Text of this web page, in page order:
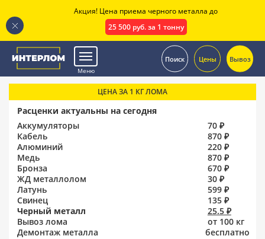
Меню
Поиск Цены Вывоз
ЦЕНА ЗА 1 КГ ЛОМА
Расценки актуальны на сегодня
Аккумуляторы
70 ₽
Кабель
870 ₽
Алюминий
220 ₽
Медь
870 ₽
Бронза
670 ₽
ЖД металлолом
30 ₽
Латунь
599 ₽
Свинец
135 ₽
Черный металл
25.5 ₽
Вывоз лома
от 100 кг
Демонтаж металла
бесплатно
Акция! Цена приема черного металла до
25 500 руб. за 1 тонну
.